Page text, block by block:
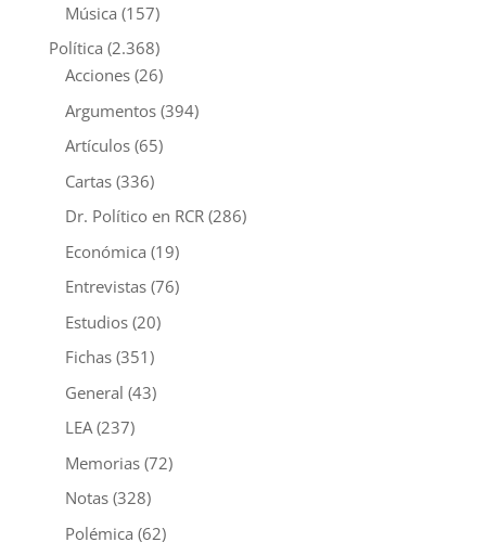
Música (157)
Política (2.368)
Acciones(26)
Argumentos(394)
Artículos(65)
Cartas(336)
Dr. Político en RCR(286)
Económica (19)
Entrevistas(76)
Estudios(20)
Fichas(351)
General (43)
LEA(237)
Memorias(72)
Notas(328)
Polémica (62)